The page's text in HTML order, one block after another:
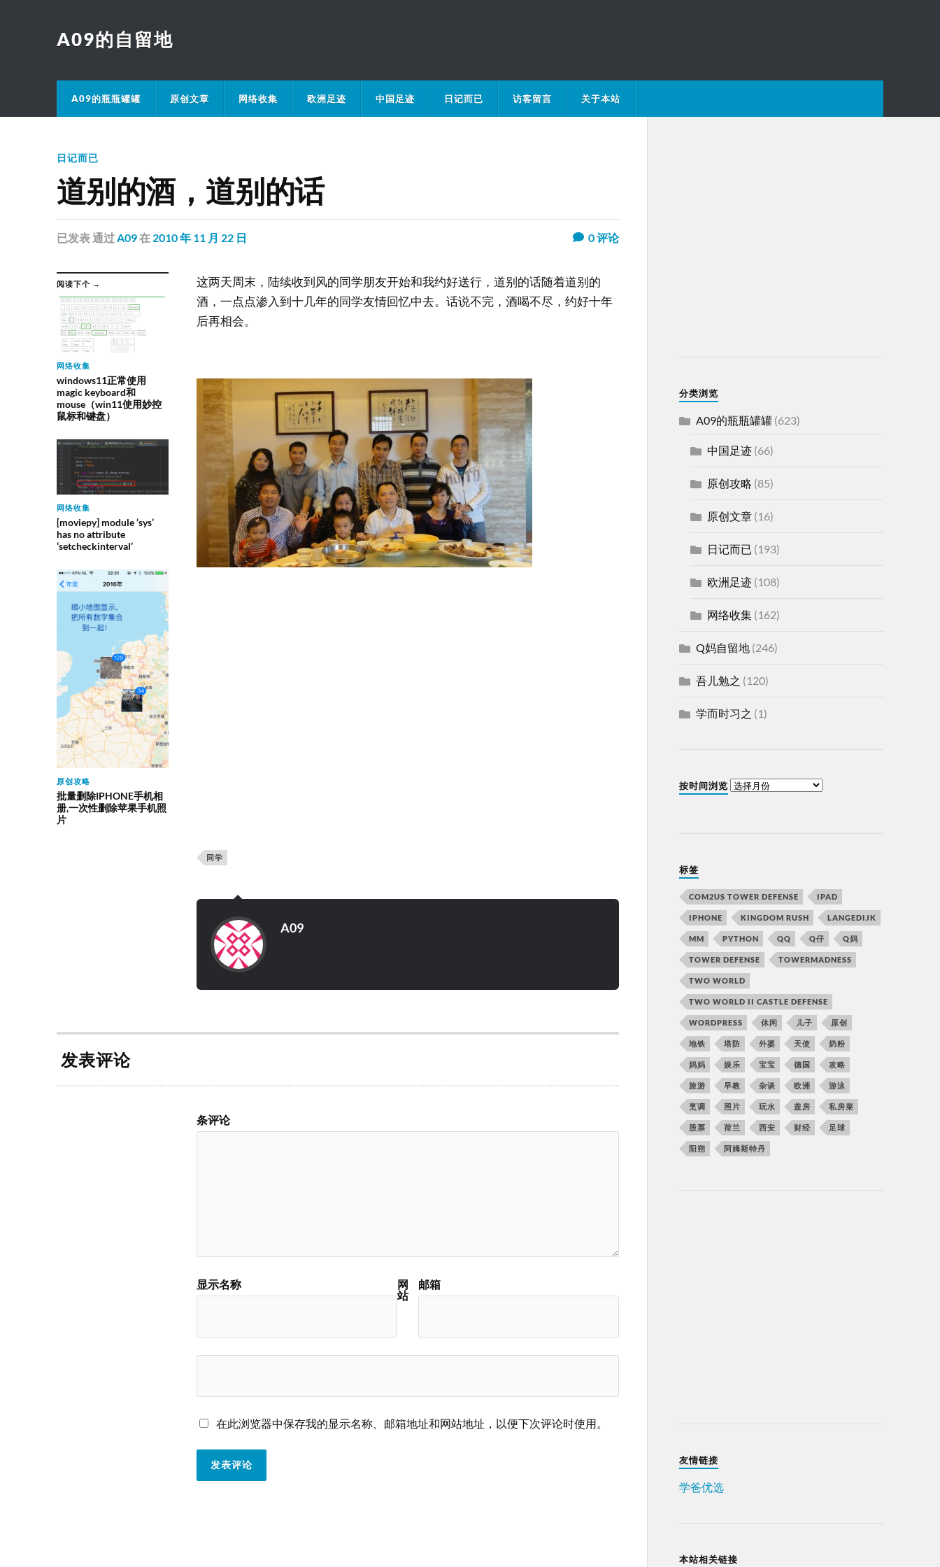
A09的自留地
A09的瓶瓶罐罐 原创文章 网络收集 欧洲足迹 中国足迹 日记而已 访客留言 关于本站
日记而已
道别的酒，道别的话
已发表通过A09在 2010 年 11 月 22 日 0评论
阅读下个 →
网络收集
windows11正常使用
magic keyboard和
mouse（win11使用妙控
鼠标和键盘）
网络收集
[moviepy] module ‘sys’
has no attribute
‘setcheckinterval’
原创攻略
批量删除IPHONE手机相
册,一次性删除苹果手机照
片
这两天周末，陆续收到风的同学朋友开始和我约好送行，道别的话随着道别的
酒，一点点渗入到十几年的同学友情回忆中去。话说不完，酒喝不尽，约好十年
后再相会。
同学
A09
发表评论
条评论
显示名称 邮箱
网
站
在此浏览器中保存我的显示名称、邮箱地址和网站地址，以便下次评论时使用。
分类浏览
A09的瓶瓶罐罐(623)
中国足迹(66)
原创攻略 (85)
原创文章(16)
日记而已 (193)
欧洲足迹(108)
网络收集(162)
Q妈自留地(246)
吾儿勉之 (120)
学而时习之 (1)
按时间浏览
标签
COM2US TOWER DEFENSE IPAD
IPHONE KINGDOM RUSH LANGEDIJK
MM PYTHON QQ Q仔 Q妈
TOWER DEFENSE TOWERMADNESS
TWO WORLD
TWO WORLD II CASTLE DEFENSE
WORDPRESS 休闲 儿子 原创
地铁 塔防 外婆 天使 奶粉
妈妈 娱乐 宝宝 德国 攻略
旅游 早教 杂谈 欧洲 游泳
烹调 照片 玩水 盖房 私房菜
股票 荷兰 西安 财经 足球
阳朔 阿姆斯特丹
友情链接
学爸优选
本站相关链接